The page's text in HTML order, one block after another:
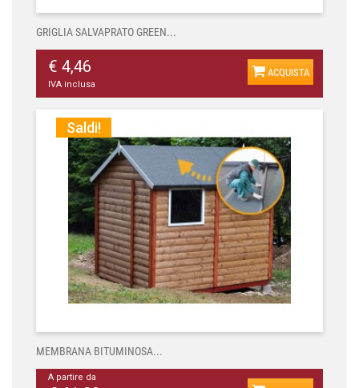
GRIGLIA SALVAPRATO GREEN...
€ 4,46
IVA inclusa
ACQUISTA
Saldi!
MEMBRANA BITUMINOSA...
A partire da